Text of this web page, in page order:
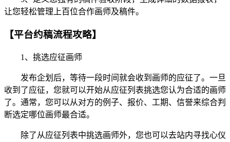
让您轻松管理上百位合作画师及稿件。
【平台约稿流程攻略】
1、挑选应征画师
发布企划后，等待一段时间就会收到画师的应征了。一旦
收到了应征，您就可以开始从应征列表挑选您认为合适的画师
了。通常，您可以从对方的例子、报价、工期、信誉来综合判
断选定哪位画师最合适。
除了从应征列表中挑选画师外，您也可以去站内寻找心仪